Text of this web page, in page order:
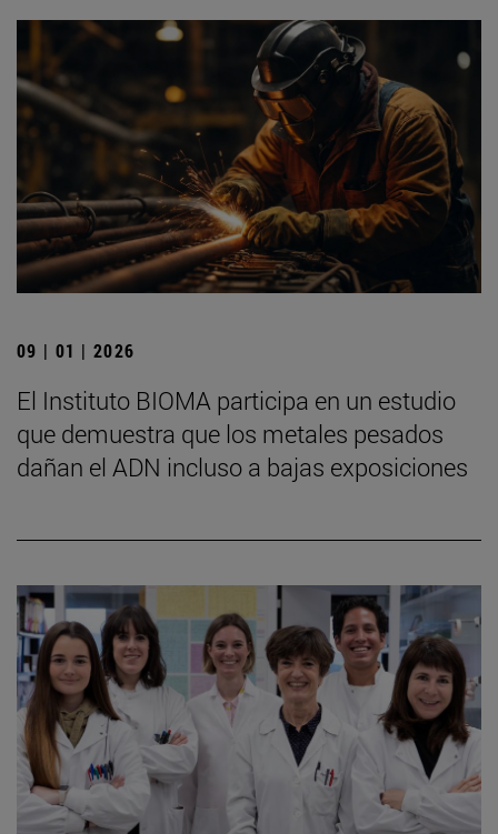
09 | 01 | 2026
El Instituto BIOMA participa en un estudio
que demuestra que los metales pesados
dañan el ADN incluso a bajas exposiciones